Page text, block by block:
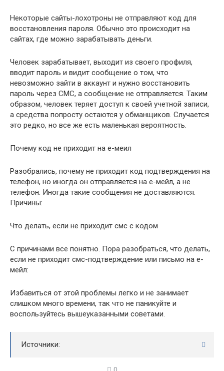
Некоторые сайты-лохотроны не отправляют код для
восстановления пароля. Обычно это происходит на
сайтах, где можно зарабатывать деньги.
Человек зарабатывает, выходит из своего профиля,
вводит пароль и видит сообщение о том, что
невозможно зайти в аккаунт и нужно восстановить
пароль через СМС, а сообщение не отправляется. Таким
образом, человек теряет доступ к своей учетной записи,
а средства попросту остаются у обманщиков. Случается
это редко, но все же есть маленькая вероятность.
Почему код не приходит на е-меил
Разобрались, почему не приходит код подтверждения на
телефон, но иногда он отправляется на е-мейл, а не
телефон. Иногда такие сообщения не доставляются.
Причины:
Что делать, если не приходит смс с кодом
С причинами все понятно. Пора разобраться, что делать,
если не приходит смс-подтверждение или письмо на е-
мейл:
Избавиться от этой проблемы легко и не занимает
слишком много времени, так что не паникуйте и
воспользуйтесь вышеуказанными советами.
Источники: